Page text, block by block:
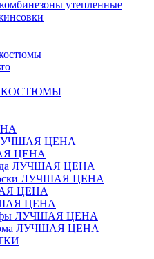
утепленные
КОСТЮМЫ
ЛУЧШАЯ ЦЕНА
ЦЕНА
ЛУЧШАЯ ЦЕНА
ЛУЧШАЯ ЦЕНА
ЦЕНА
ЦЕНА
ЛУЧШАЯ ЦЕНА
ЛУЧШАЯ ЦЕНА